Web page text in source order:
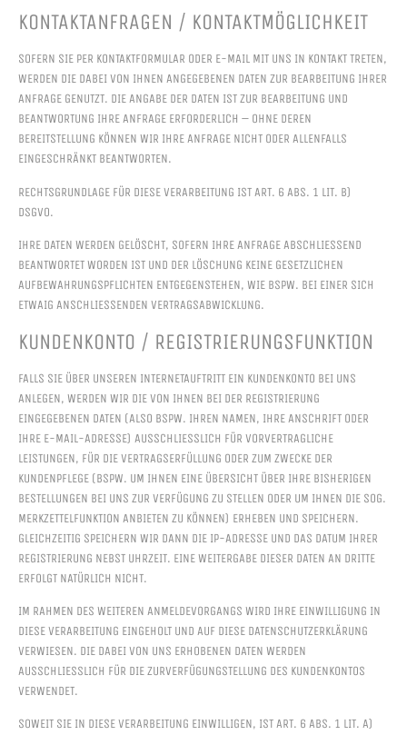
KONTAKTANFRAGEN / KONTAKTMÖGLICHKEIT
SOFERN SIE PER KONTAKTFORMULAR ODER E-MAIL MIT UNS IN KONTAKT TRETEN,
WERDEN DIE DABEI VON IHNEN ANGEGEBENEN DATEN ZUR BEARBEITUNG IHRER
ANFRAGE GENUTZT. DIE ANGABE DER DATEN IST ZUR BEARBEITUNG UND
BEANTWORTUNG IHRE ANFRAGE ERFORDERLICH – OHNE DEREN
BEREITSTELLUNG KÖNNEN WIR IHRE ANFRAGE NICHT ODER ALLENFALLS
EINGESCHRÄNKT BEANTWORTEN.
RECHTSGRUNDLAGE FÜR DIESE VERARBEITUNG IST ART. 6 ABS. 1 LIT. B)
DSGVO.
IHRE DATEN WERDEN GELÖSCHT, SOFERN IHRE ANFRAGE ABSCHLIESSEND B
EANTWORTET WORDEN IST UND DER LÖSCHUNG KEINE GESETZLICHEN A
UFBEWAHRUNGSPFLICHTEN ENTGEGENSTEHEN, WIE BSPW. BEI EINER SICH E
TWAIG ANSCHLIESSENDEN VERTRAGSABWICKLUNG.
KUNDENKONTO / REGISTRIERUNGSFUNKTION
FALLS SIE ÜBER UNSEREN INTERNETAUFTRITT EIN KUNDENKONTO BEI UNS
ANLEGEN, WERDEN WIR DIE VON IHNEN BEI DER REGISTRIERUNG
EINGEGEBENEN DATEN (ALSO BSPW. IHREN NAMEN, IHRE ANSCHRIFT ODER
IHRE E-MAIL-ADRESSE) AUSSCHLIESSLICH FÜR VORVERTRAGLICHE L
EISTUNGEN, FÜR DIE VERTRAGSERFÜLLUNG ODER ZUM ZWECKE DER K
UNDENPFLEGE (BSPW. UM IHNEN EINE ÜBERSICHT ÜBER IHRE BISHERIGEN B
ESTELLUNGEN BEI UNS ZUR VERFÜGUNG ZU STELLEN ODER UM IHNEN DIE SOG. M
ERKZETTELFUNKTION ANBIETEN ZU KÖNNEN) ERHEBEN UND SPEICHERN. G
LEICHZEITIG SPEICHERN WIR DANN DIE IP-ADRESSE UND DAS DATUM IHRER R
EGISTRIERUNG NEBST UHRZEIT. EINE WEITERGABE DIESER DATEN AN DRITTE E
RFOLGT NATÜRLICH NICHT.
IM RAHMEN DES WEITEREN ANMELDEVORGANGS WIRD IHRE EINWILLIGUNG IN
DIESE VERARBEITUNG EINGEHOLT UND AUF DIESE DATENSCHUTZERKLÄRUNG
VERWIESEN. DIE DABEI VON UNS ERHOBENEN DATEN WERDEN
AUSSCHLIESSLICH FÜR DIE ZURVERFÜGUNGSTELLUNG DES KUNDENKONTOS V
ERWENDET.
SOWEIT SIE IN DIESE VERARBEITUNG EINWILLIGEN, IST ART. 6 ABS. 1 LIT. A)